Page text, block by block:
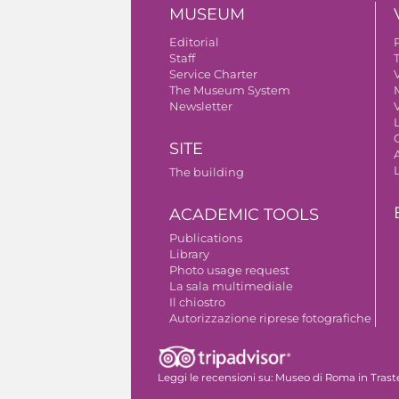
MUSEUM
Editorial
Staff
Service Charter
The Museum System
Newsletter
SITE
The building
ACADEMIC TOOLS
Publications
Library
Photo usage request
La sala multimediale
Il chiostro
Autorizzazione riprese fotografiche
Leggi le recensioni su: Museo di Roma in